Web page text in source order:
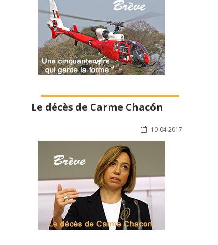
Le décès de Carme Chacón
10-04-2017